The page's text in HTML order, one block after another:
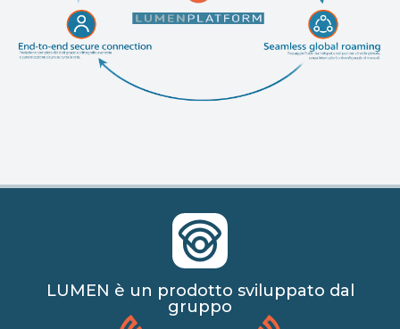
LUMEN è un prodotto sviluppato dal
gruppo